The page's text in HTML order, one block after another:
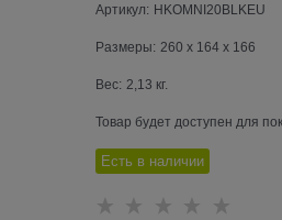
Артикул: HKOMNI20BLKEU
Размеры: 260 x 164 x 166
Вес: 2,13 кг.
Товар будет доступен для
Есть в наличии